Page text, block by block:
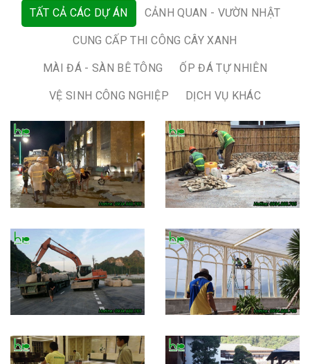
TẤT CẢ CÁC DỰ ÁN CẢNH QUAN - VƯỜN NHẬT
CUNG CẤP THI CÔNG CÂY XANH
MÀI ĐÁ - SÀN BÊ TÔNG ỐP ĐÁ TỰ NHIÊN
VỆ SINH CÔNG NGHIỆP DỊCH VỤ KHÁC